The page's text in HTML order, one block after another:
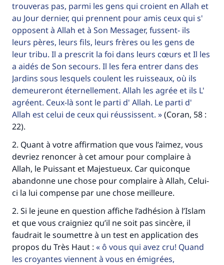
trouveras pas, parmi les gens qui croient en Allah et
au Jour dernier, qui prennent pour amis ceux qui s'
opposent à Allah et à Son Messager, fussent- ils
leurs pères, leurs fils, leurs frères ou les gens de
leur tribu. Il a prescrit la foi dans leurs cœurs et Il les
a aidés de Son secours. Il les fera entrer dans des
Jardins sous lesquels coulent les ruisseaux, où ils
demeureront éternellement. Allah les agrée et ils L'
agréent. Ceux-là sont le parti d' Allah. Le parti d'
Allah est celui de ceux qui réussissent.
(Coran, 58 :
22).
2. Quant à votre affirmation que vous l’aimez, vous
devriez renoncer à cet amour pour complaire à
Allah, le Puissant et Majestueux. Car quiconque
abandonne une chose pour complaire à Allah, Celui-
ci la lui compense par une chose meilleure.
2. Si le jeune en question affiche l’adhésion à l’Islam
et que vous craigniez qu’il ne soit pas sincère, il
faudrait le soumettre à un test en application des
propos du Très Haut :
ô vous qui avez cru! Quand
les croyantes viennent à vous en émigrées,